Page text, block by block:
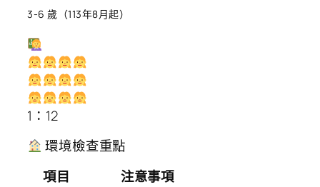
3-6 歲（113年8月起）
1：12
環境檢查重點
項目
注意事項